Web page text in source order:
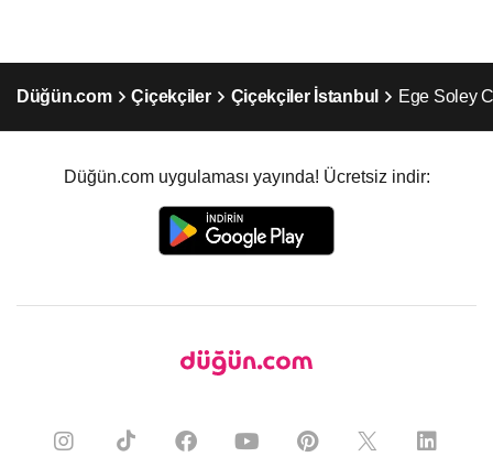
Düğün.com Çiçekçiler Çiçekçiler İstanbul Ege Soley
Düğün.com uygulaması yayında! Ücretsiz indir: